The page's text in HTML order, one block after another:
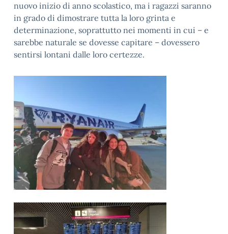
nuovo inizio di anno scolastico, ma i ragazzi saranno
in grado di dimostrare tutta la loro grinta e
determinazione, soprattutto nei momenti in cui – e
sarebbe naturale se dovesse capitare – dovessero
sentirsi lontani dalle loro certezze.